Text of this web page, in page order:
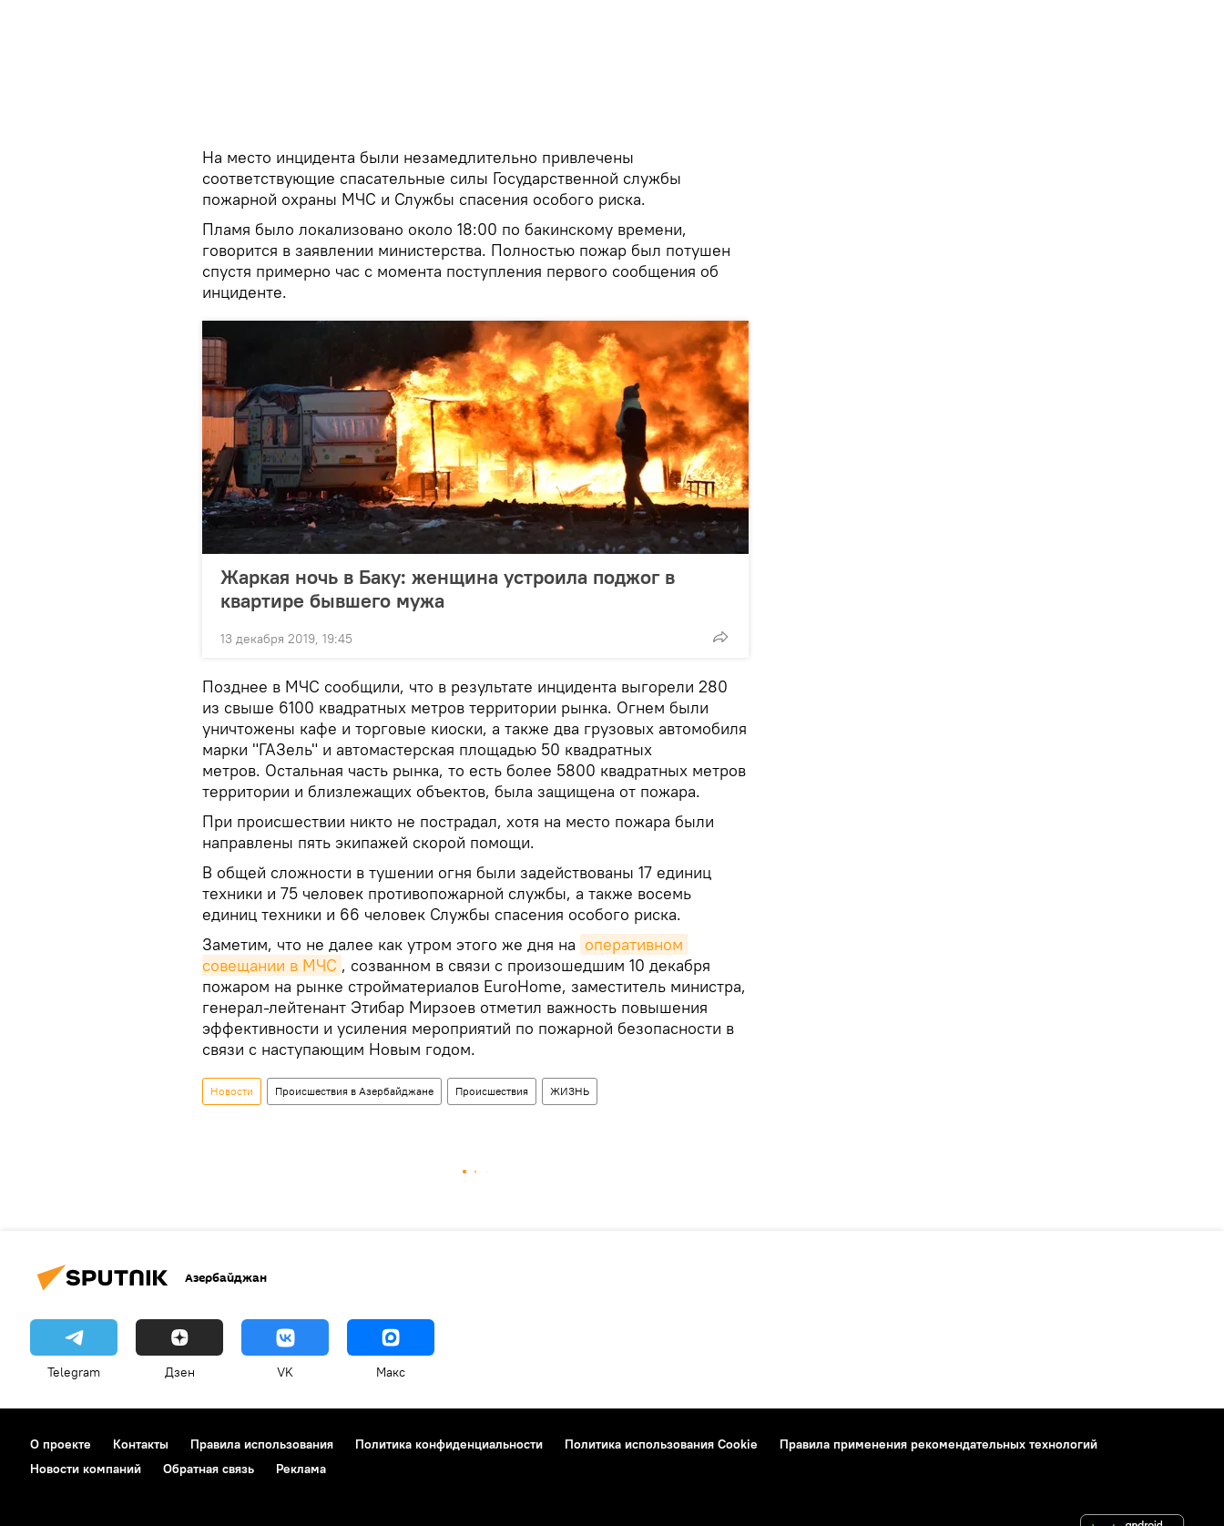
На место инцидента были незамедлительно привлечены
соответствующие спасательные силы Государственной службы
пожарной охраны МЧС и Службы спасения особого риска.
Пламя было локализовано около 18:00 по бакинскому времени,
говорится в заявлении министерства. Полностью пожар был потушен
спустя примерно час с момента поступления первого сообщения об
инциденте.
Жаркая ночь в Баку: женщина устроила поджог в
квартире бывшего мужа
13 декабря 2019, 19:45
Позднее в МЧС сообщили, что в результате инцидента выгорели 280
из свыше 6100 квадратных метров территории рынка. Огнем были
уничтожены кафе и торговые киоски, а также два грузовых автомобиля
марки "ГАЗель" и автомастерская площадью 50 квадратных
метров. Остальная часть рынка, то есть более 5800 квадратных метров
территории и близлежащих объектов, была защищена от пожара.
При происшествии никто не пострадал, хотя на место пожара были
направлены пять экипажей скорой помощи.
В общей сложности в тушении огня были задействованы 17 единиц
техники и 75 человек противопожарной службы, а также восемь
единиц техники и 66 человек Службы спасения особого риска.
Заметим, что не далее как утром этого же дня на оперативном
совещании в МЧC , созванном в связи с произошедшим 10 декабря
пожаром на рынке стройматериалов EuroHome, заместитель министра,
генерал-лейтенант Этибар Мирзоев отметил важность повышения
эффективности и усиления мероприятий по пожарной безопасности в
связи с наступающим Новым годом.
Новости Происшествия в Азербайджане Происшествия ЖИЗНЬ
Азербайджан
Telegram Дзен VK Макс
О проекте Контакты Правила использования Политика конфиденциальности Политика использования Cookie
Правила применения рекомендательных технологий
Новости компаний
Обратная связь Реклама